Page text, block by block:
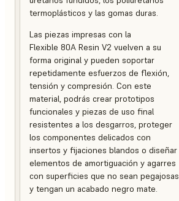
termoplásticos y las gomas duras.
Las piezas impresas con la
Flexible 80A Resin V2 vuelven a su
forma original y pueden soportar
repetidamente esfuerzos de flexión,
tensión y compresión. Con este
material, podrás crear prototipos
funcionales y piezas de uso final
resistentes a los desgarros, proteger
los componentes delicados con
insertos y fijaciones blandos o diseñar
elementos de amortiguación y agarres
con superficies que no sean pegajosas
y tengan un acabado negro mate.